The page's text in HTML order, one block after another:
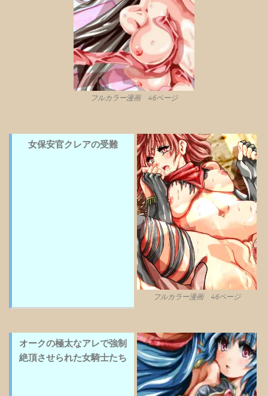
フルカラー漫画 46ページ
女保安官クレアの受難
フルカラー漫画 46ページ
オークの極太なアレで強制
絶頂させられた女騎士たち